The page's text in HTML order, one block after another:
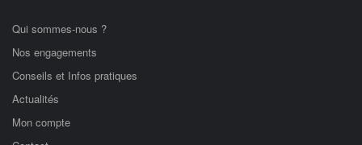
Qui sommes-nous ?
Nos engagements
Conseils et Infos pratiques
Actualités
Mon compte